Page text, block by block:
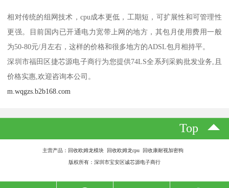
相对传统的组网技术，cpu成本更低，工期短，可扩展性和可管理性
更强。目前国内已开通电力宽带上网的地方，其包月使用费用一般
为50-80元/月左右，这样的价格和很多地方的ADSL包月相持平。
深圳市福田区捷芯源电子商行为您提供74LS全系列采购批发业务,且
价格实惠,欢迎咨询本公司。
m.wqgzs.b2b168.com
Top
主营产品：回收欧姆龙模块 回收欧姆龙cpu 回收康耐视加密狗
版权所有：深圳市宝安区诚芯源电子商行